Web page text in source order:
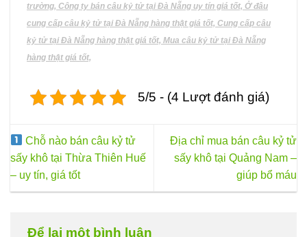
trường, Công ty bán câu kỷ tử tại Đà Nẵng uy tín giá tốt, Ở đâu
cung cấp câu kỷ tử tại Đà Nẵng hàng thật giá tốt, Cung cấp câu
kỷ tử tại Đà Nẵng hàng thật giá tốt, Mua câu kỷ tử tại Đà Nẵng
hàng thật giá tốt,
5/5 - (4 Lượt đánh giá)
Chỗ nào bán câu kỷ tử
sấy khô tại Thừa Thiên Huế
– uy tín, giá tốt
Địa chỉ mua bán câu kỷ tử
sấy khô tại Quảng Nam –
giúp bổ máu
Để lại một bình luận